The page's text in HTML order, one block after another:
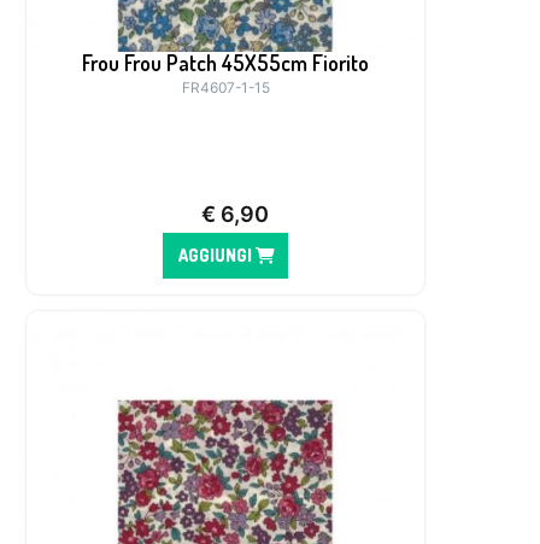
Frou Frou Patch 45X55cm Fiorito
FR4607-1-15
€ 6,90
AGGIUNGI